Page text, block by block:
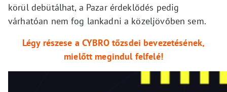
körül debütálhat, a Pazar érdeklődés pedig
várhatóan nem fog lankadni a közeljövőben sem.
Légy részese a CYBRO tőzsdei bevezetésének,
mielőtt megindul felfelé!